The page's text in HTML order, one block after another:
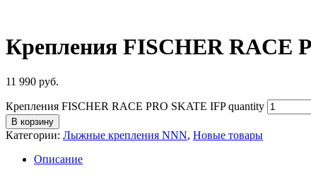
Крепления FISCHER RACE
11 990 руб.
Крепления FISCHER RACE PRO SKATE IFP quantity
В корзину
Категории: Лыжные крепления NNN, Новые товары
Описание